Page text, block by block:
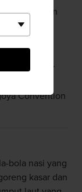
Anda.
dasar
Convention
bola nasi yang
kasar dan